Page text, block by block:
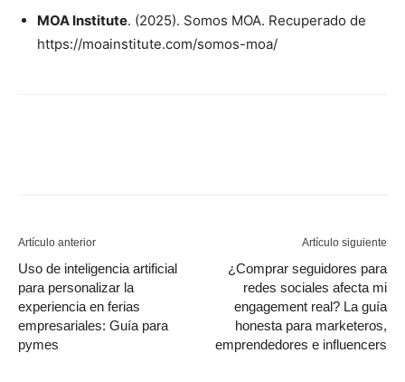
MOA Institute. (2025). Somos MOA. Recuperado de
https://moainstitute.com/somos-moa/
Artículo anterior
Uso de inteligencia artificial
para personalizar la
experiencia en ferias
empresariales: Guía para
pymes
Artículo siguiente
¿Comprar seguidores para
redes sociales afecta mi
engagement real? La guía
honesta para marketeros,
emprendedores e influencers